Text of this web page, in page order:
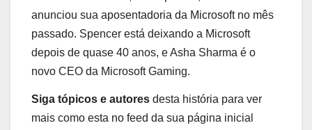
anunciou sua aposentadoria da Microsoft no mês
passado. Spencer está deixando a Microsoft
depois de quase 40 anos, e Asha Sharma é o
novo CEO da Microsoft Gaming.
Siga tópicos e autores desta história para ver
mais como esta no feed da sua página inicial